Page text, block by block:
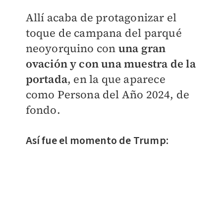
Allí acaba de protagonizar el
toque de campana del parqué
neoyorquino con una gran
ovación y con una muestra de la
portada, en la que aparece
como Persona del Año 2024, de
fondo.
Así fue el momento de Trump: